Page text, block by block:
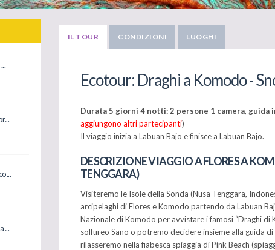
...
IL TOUR CONDIZIONI LUOGHI
Ecotour: Draghi a Komodo -
Durata 5 giorni 4 notti: 2 persone 1 camera, guida
aggiungono altri partecipanti)
Il viaggio inizia a Labuan Bajo e finisce a Labuan Bajo.
DESCRIZIONE VIAGGIO A FLORES A
TENGGARA)
Visiteremo le Isole della Sonda (Nusa Tenggara,
arcipelaghi di Flores e Komodo partendo da Labuan
Nazionale di Komodo per avvistare i famosi “Draghi di
solfureo Sano o potremo decidere insieme alla guida
rilasseremo nella fiabesca spiaggia di Pink Beach